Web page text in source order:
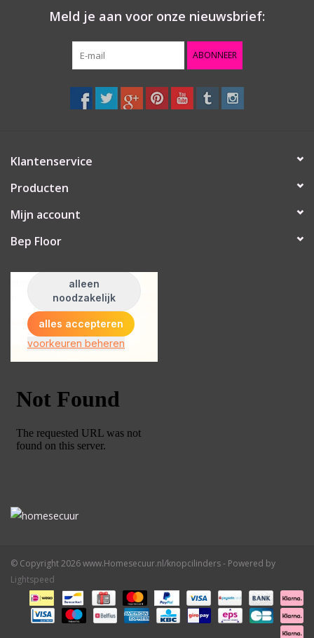
Meld je aan voor onze nieuwsbrief:
ABONNEER
Klantenservice
Producten
Mijn account
Bep Floor
© Copyright 2026 www.Homesecuur.nl/knopcilinders - Powered by
Lightspeed